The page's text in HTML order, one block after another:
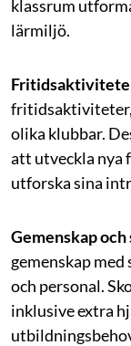
klassrum
lärmiljö.
fritidsaktiviteter,
olika klubbar.
att utveckla nya
utforska sina
Gemenskap och
gemenskap
och personal.
inklusive extra